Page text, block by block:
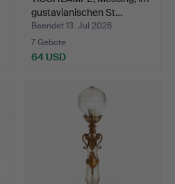
gustavianischen St…
Beendet 13. Jul 2026
7 Gebote
64 USD